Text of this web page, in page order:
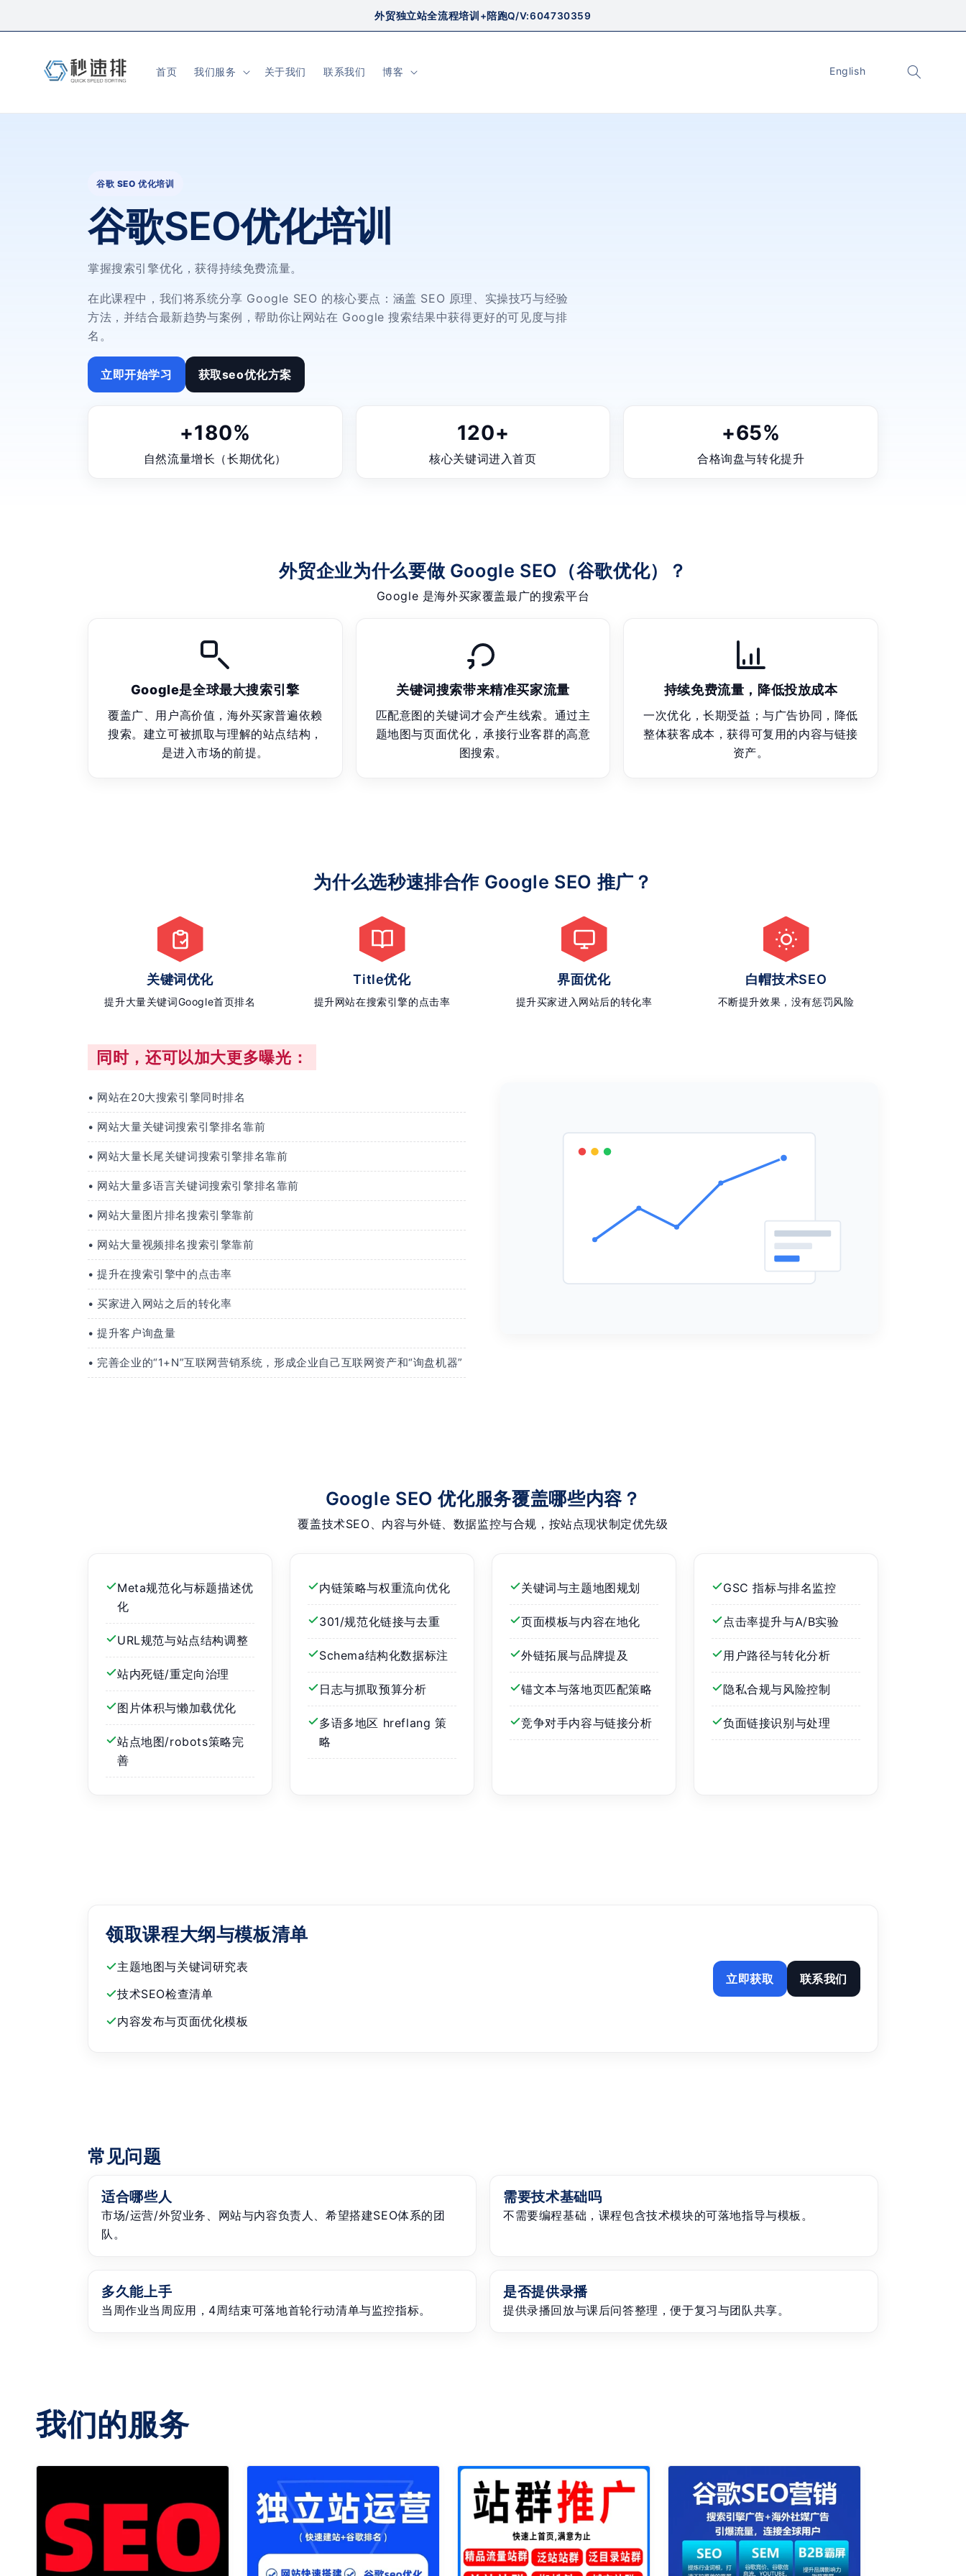
外贸独立站全流程培训+陪跑Q/V:604730359
首页 我们服务 关于我们 联系我们 博客 English
谷歌 SEO 优化培训
谷歌SEO优化培训
掌握搜索引擎优化，获得持续免费流量。
在此课程中，我们将系统分享 Google SEO 的核心要点：涵盖 SEO 原理、实操技巧与经验
方法，并结合最新趋势与案例，帮助你让网站在 Google 搜索结果中获得更好的可见度与排
名。
立即开始学习 获取seo优化方案
+180%
自然流量增长（长期优化）
120+
核心关键词进入首页
+65%
合格询盘与转化提升
外贸企业为什么要做 Google SEO（谷歌优化）？
Google 是海外买家覆盖最广的搜索平台
Google是全球最大搜索引擎
覆盖广、用户高价值，海外买家普遍依赖
搜索。建立可被抓取与理解的站点结构，
是进入市场的前提。
关键词搜索带来精准买家流量
匹配意图的关键词才会产生线索。通过主
题地图与页面优化，承接行业客群的高意
图搜索。
持续免费流量，降低投放成本
一次优化，长期受益；与广告协同，降低
整体获客成本，获得可复用的内容与链接
资产。
为什么选秒速排合作 Google SEO 推广？
关键词优化
提升大量关键词Google首页排名
Title优化
提升网站在搜索引擎的点击率
界面优化
提升买家进入网站后的转化率
白帽技术SEO
不断提升效果，没有惩罚风险
同时，还可以加大更多曝光：
• 网站在20大搜索引擎同时排名
• 网站大量关键词搜索引擎排名靠前
• 网站大量长尾关键词搜索引擎排名靠前
• 网站大量多语言关键词搜索引擎排名靠前
• 网站大量图片排名搜索引擎靠前
• 网站大量视频排名搜索引擎靠前
• 提升在搜索引擎中的点击率
• 买家进入网站之后的转化率
• 提升客户询盘量
• 完善企业的“1+N”互联网营销系统，形成企业自己互联网资产和“询盘机器”
Google SEO 优化服务覆盖哪些内容？
覆盖技术SEO、内容与外链、数据监控与合规，按站点现状制定优先级
Meta规范化与标题描述优
化
URL规范与站点结构调整
站内死链/重定向治理
图片体积与懒加载优化
站点地图/robots策略完
善
内链策略与权重流向优化
301/规范化链接与去重
Schema结构化数据标注
日志与抓取预算分析
多语多地区 hreflang 策
略
关键词与主题地图规划
页面模板与内容在地化
外链拓展与品牌提及
锚文本与落地页匹配策略
竞争对手内容与链接分析
GSC 指标与排名监控
点击率提升与A/B实验
用户路径与转化分析
隐私合规与风险控制
负面链接识别与处理
领取课程大纲与模板清单
主题地图与关键词研究表
技术SEO检查清单
内容发布与页面优化模板
立即获取 联系我们
常见问题
适合哪些人
市场/运营/外贸业务、网站与内容负责人、希望搭建SEO体系的团
队。
需要技术基础吗
不需要编程基础，课程包含技术模块的可落地指导与模板。
多久能上手
当周作业当周应用，4周结束可落地首轮行动清单与监控指标。
是否提供录播
提供录播回放与课后问答整理，便于复习与团队共享。
我们的服务